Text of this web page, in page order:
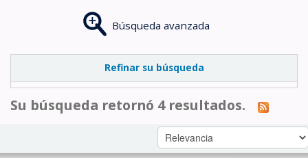
Búsqueda avanzada
Refinar su búsqueda
Su búsqueda retornó 4 resultados.